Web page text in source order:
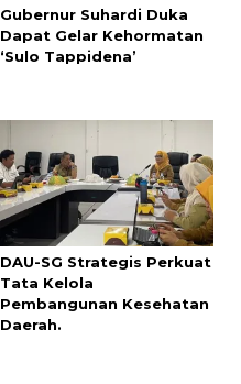
Gubernur Suhardi Duka
Dapat Gelar Kehormatan
‘Sulo Tappidena’
DAU-SG Strategis Perkuat
Tata Kelola
Pembangunan Kesehatan
Daerah.